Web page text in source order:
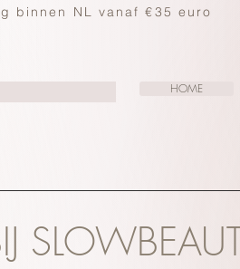
binnen NL vanaf €35 euro
HOME